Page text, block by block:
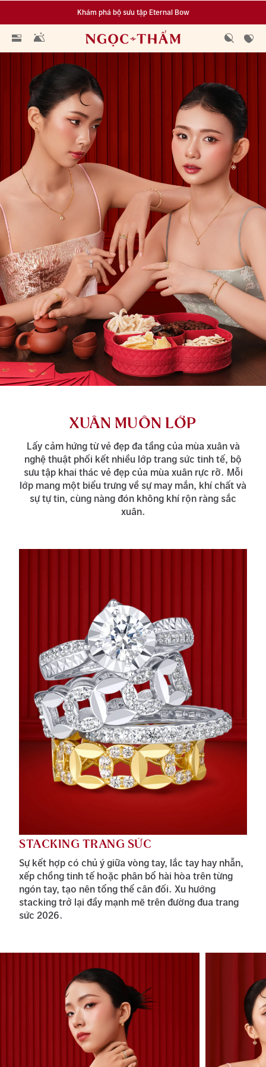
Đa dạng lựa chọn tích luỹ từ 0.1 chỉ vàng 999.9
XUÂN MUÔN LỚP
Lấy cảm hứng từ vẻ đẹp đa tầng của mùa xuân và
nghệ thuật phối kết nhiều lớp trang sức tinh tế, bộ
sưu tập khai thác vẻ đẹp của mùa xuân rực rỡ. Mỗi
lớp mang một biểu trưng về sự may mắn, khí chất và
sự tự tin, cùng nàng đón không khí rộn ràng sắc
xuân.
STACKING TRANG SỨC
Sự kết hợp có chủ ý giữa vòng tay, lắc tay hay nhẫn,
xếp chồng tinh tế hoặc phân bổ hài hòa trên từng
ngón tay, tạo nên tổng thể cân đối. Xu hướng
stacking trở lại đầy mạnh mẽ trên đường đua trang
sức 2026.